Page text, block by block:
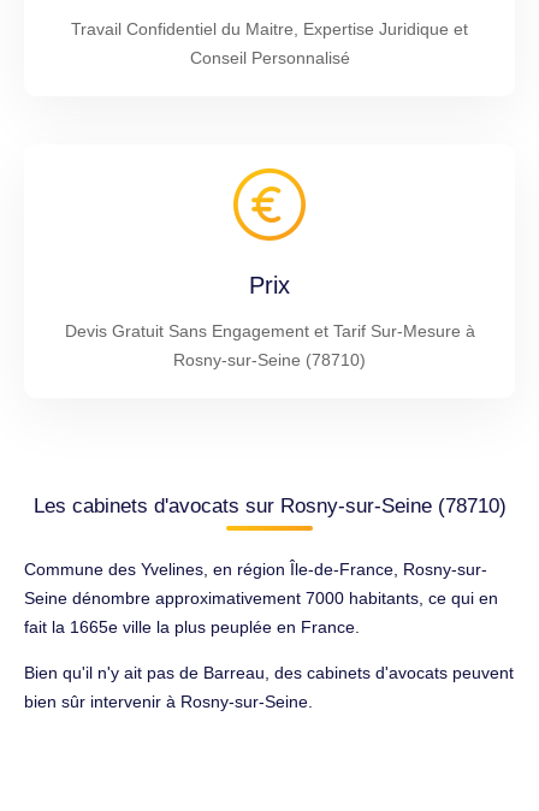
Travail Confidentiel du Maitre, Expertise Juridique et
Conseil Personnalisé
Prix
Devis Gratuit Sans Engagement et Tarif Sur-Mesure à
Rosny-sur-Seine (78710)
Les cabinets d'avocats sur Rosny-sur-Seine (78710)
Commune des Yvelines, en région Île-de-France, Rosny-sur-
Seine dénombre approximativement 7000 habitants, ce qui en
fait la 1665e ville la plus peuplée en France.
Bien qu'il n'y ait pas de Barreau, des cabinets d'avocats peuvent
bien sûr intervenir à Rosny-sur-Seine.